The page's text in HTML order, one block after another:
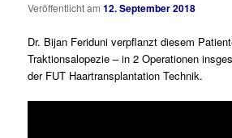
Veröffentlicht am12. September 2018
Dr. Bijan Feriduni verpflanzt diesem
Traktionsalopezie – in 2 Operationen
der FUT Haartransplantation Technik.